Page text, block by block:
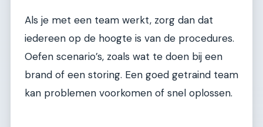
Als je met een team werkt, zorg dan dat
iedereen op de hoogte is van de procedures.
Oefen scenario’s, zoals wat te doen bij een
brand of een storing. Een goed getraind team
kan problemen voorkomen of snel oplossen.